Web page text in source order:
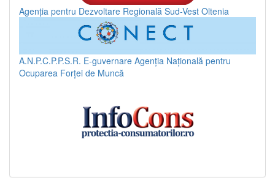
Agenția pentru Dezvoltare Regională Sud-Vest Oltenia
A.N.P.C.P.P.S.R. E-guvernare Agenția Națională pentru
Ocuparea Forței de Muncă